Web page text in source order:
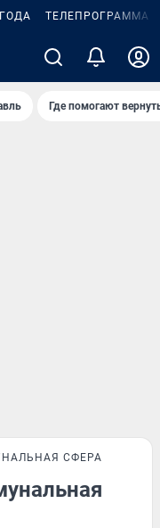
ТЕЛЕПРОГРАММА
Где помогают
СФЕРА